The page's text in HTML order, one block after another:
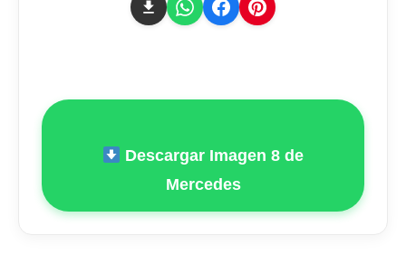
Descargar Imagen 8 de
Mercedes